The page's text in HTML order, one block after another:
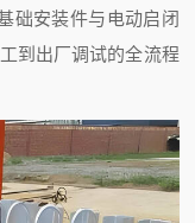
基础安装件与电动启闭
到出厂调试的全流程